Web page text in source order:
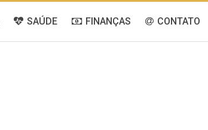
SAÚDE FINANÇAS CONTATO